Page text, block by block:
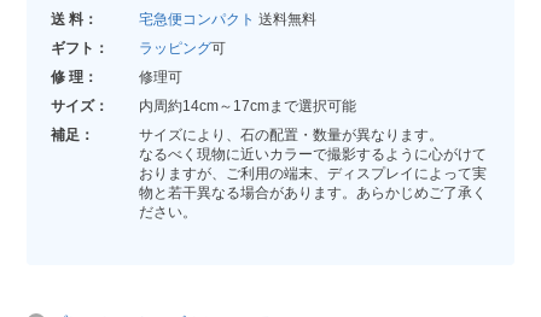
送 料：
宅急便コンパクト 送料無料
ギフト：
ラッピング可
修 理：
修理可
サイズ：
内周約14cm～17cmまで選択可能
補足：
サイズにより、石の配置・数量が異なります。
なるべく現物に近いカラーで撮影するように心がけて
おりますが、ご利用の端末、ディスプレイによって実
物と若干異なる場合があります。あらかじめご了承く
ださい。